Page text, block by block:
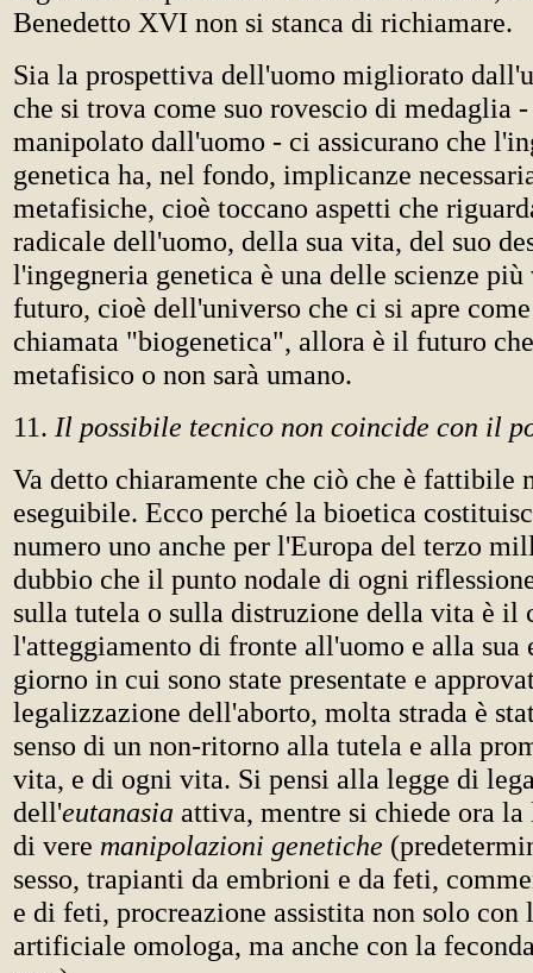
Benedetto XVI non si stanca di richiamare.
Sia la prospettiva dell'uomo migliorato
che si trova come suo rovescio di medaglia
manipolato dall'uomo - ci assicurano che
genetica ha, nel fondo, implicanze
metafisiche, cioè toccano aspetti che
radicale dell'uomo, della sua vita, del suo
l'ingegneria genetica è una delle scienze più
futuro, cioè dell'universo che ci si apre
chiamata "biogenetica", allora è il futuro
metafisico o non sarà umano.
11. Il possibile tecnico non coincide con il
Va detto chiaramente che ciò che è fattibile
eseguibile. Ecco perché la bioetica
numero uno anche per l'Europa del terzo
dubbio che il punto nodale di ogni
sulla tutela o sulla distruzione della vita è il
l'atteggiamento di fronte all'uomo e alla sua
giorno in cui sono state presentate e
legalizzazione dell'aborto, molta strada è
senso di un non-ritorno alla tutela e alla
vita, e di ogni vita. Si pensi alla legge di
dell'eutanasia attiva, mentre si chiede ora
di vere manipolazioni genetiche
sesso, trapianti da embrioni e da feti,
e di feti, procreazione assistita non solo con
artificiale omologa, ma anche con la